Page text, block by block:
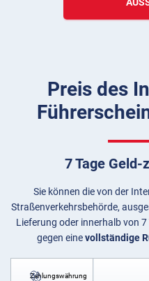
Preis des
7 Tage
Sie können die von der
Straßenverkehrsbehörde,
Lieferung oder innerhalb von
gegen einevollständige
Zahlungswährung